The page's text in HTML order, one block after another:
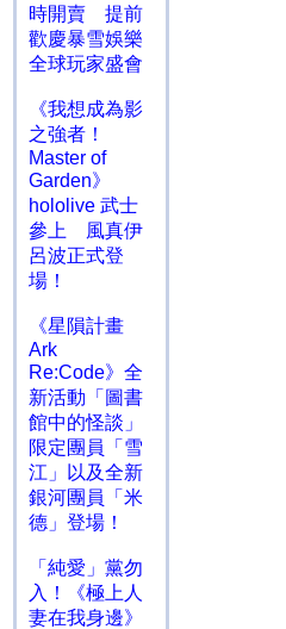
時開賣 提前
歡慶暴雪娛樂
全球玩家盛會
《我想成為影
之強者！
Master of
Garden》
hololive 武士
參上 風真伊
呂波正式登
場！
《星隕計畫
Ark
Re:Code》全
新活動「圖書
館中的怪談」
限定團員「雪
江」以及全新
銀河團員「米
德」登場！
「純愛」黨勿
入！《極上人
妻在我身邊》